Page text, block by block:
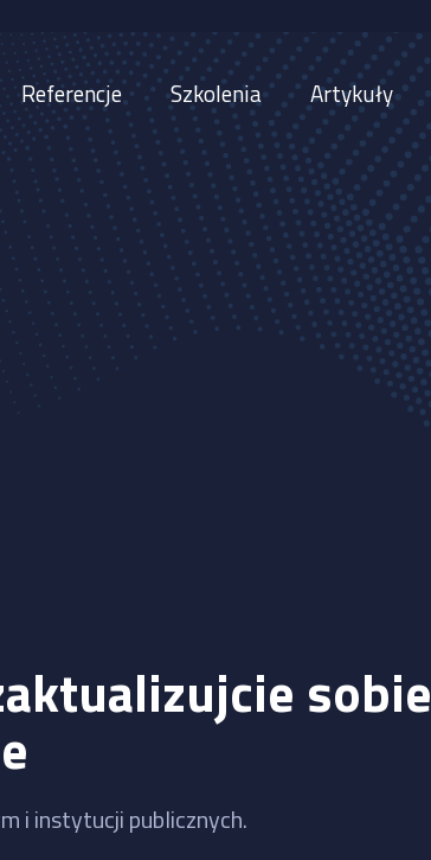
Referencje Szkolenia Artykuły
sobie
i instytucji publicznych.